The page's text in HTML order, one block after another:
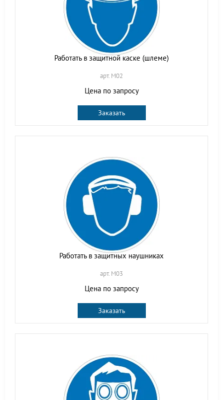
Работать в защитной каске (шлеме)
арт. M02
Цена по запросу
Заказать
Работать в защитных наушниках
арт. M03
Цена по запросу
Заказать